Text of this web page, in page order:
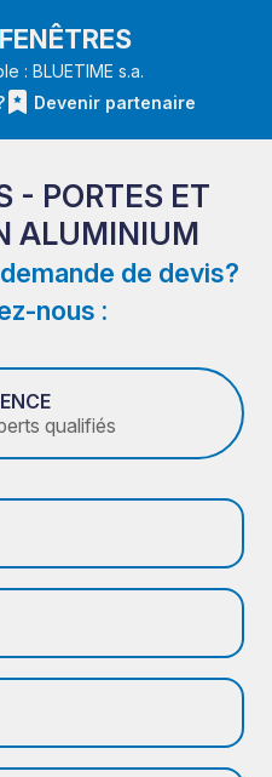
: BLUETIME s.a.
Devenir partenaire
- PORTES ET
ALUMINIUM
de devis?
nous :
qualifiés